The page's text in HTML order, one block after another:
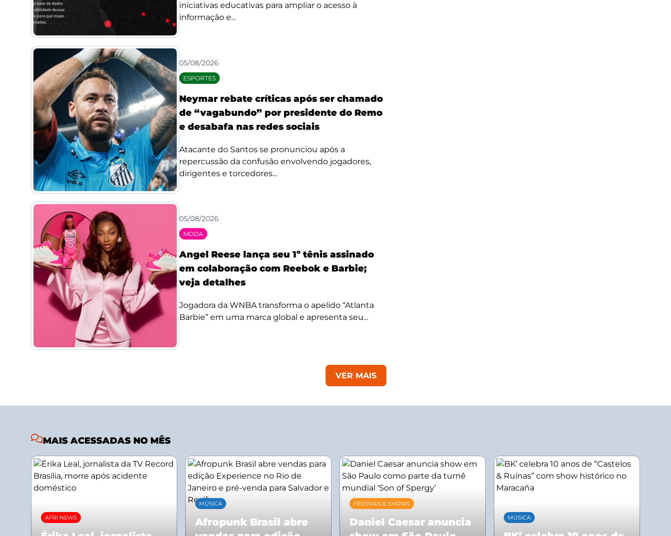
iniciativas educativas para ampliar o acesso à
informação e...
05/08/2026
ESPORTES
Neymar rebate críticas após ser chamado
de “vagabundo” por presidente do Remo
e desabafa nas redes sociais
Atacante do Santos se pronunciou após a
repercussão da confusão envolvendo jogadores,
dirigentes e torcedores...
05/08/2026
MODA
Angel Reese lança seu 1º tênis assinado
em colaboração com Reebok e Barbie;
veja detalhes
Jogadora da WNBA transforma o apelido “Atlanta
Barbie” em uma marca global e apresenta seu...
VER MAIS
MAIS ACESSADAS NO MÊS
AFRI NEWS
MÚSICA
Afropunk Brasil abre
FESTIVAIS E SHOWS
Daniel Caesar anuncia
MÚSICA